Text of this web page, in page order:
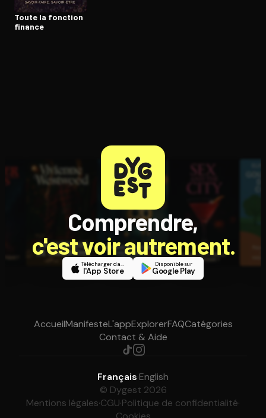
Toute la fonction
finance
Comprendre,
c'est voir autrement.
Télécharger dans
l'App Store
Disponible sur
Google Play
AccueilManifesteL'appExplorerFAQCatégories
Contact & Aide
Français·English
© Dygest 2026
Mentions légales·CGU·Politique de confidentialité·